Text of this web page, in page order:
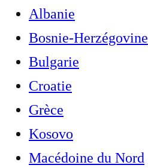
Albanie
Bosnie-Herzégovine
Bulgarie
Croatie
Grèce
Kosovo
Macédoine du Nord